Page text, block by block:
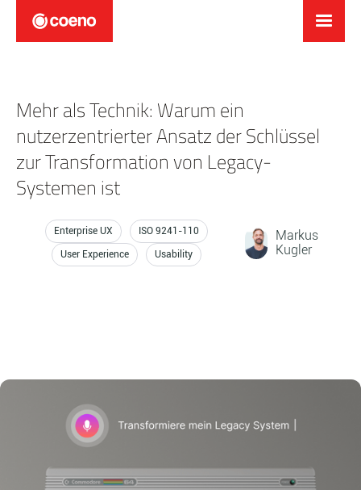
Mehr als Technik: Warum ein
nutzerzentrierter Ansatz der Schlüssel
zur Transformation von Legacy-
Systemen ist
Enterprise UX ISO 9241-110
User Experience Usability
Markus
Kugler